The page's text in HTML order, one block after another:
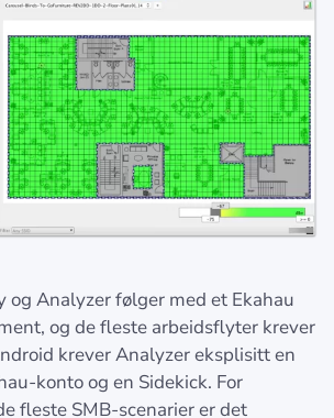
og Analyzer følger med et Ekahau
og de fleste arbeidsflyter krever
krever Analyzer eksplisitt en
konto og en Sidekick. For
fleste SMB-scenarier er det